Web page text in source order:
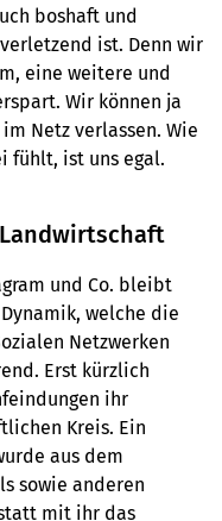
boshaft und
ist. Denn wir
eine weitere und
Wir können ja
Netz verlassen. Wie
fühlt, ist uns egal.
und Co. bleibt
welche die
Netzwerken
Erst kürzlich
ihr
Kreis. Ein
aus dem
sowie anderen
mit ihr das